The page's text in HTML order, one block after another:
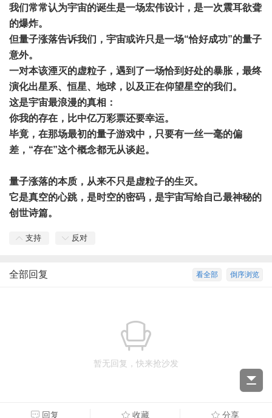
我们常常认为宇宙的诞生是一场宏伟设计，是一次震耳欲聋
的爆炸。
但量子涨落告诉我们，宇宙或许只是一场“恰好成功”的量子
意外。
一对本该湮灭的虚粒子，遇到了一场恰到好处的暴胀，最终
演化出星系、恒星、地球，以及正在仰望星空的我们。
这是宇宙最浪漫的真相：
你我的存在，比中亿万彩票还要幸运。
毕竟，在那场最初的量子游戏中，只要有一丝一毫的偏
差，“存在”这个概念都无从谈起。
量子涨落的本质，从来不只是虚粒子的生灭。
它是真空的心跳，是时空的密码，是宇宙写给自己最神秘的
创世诗篇。
支持 反对
倒序浏览
看全部
全部回复
暂无回复，快来抢沙发
回复 收藏 分享